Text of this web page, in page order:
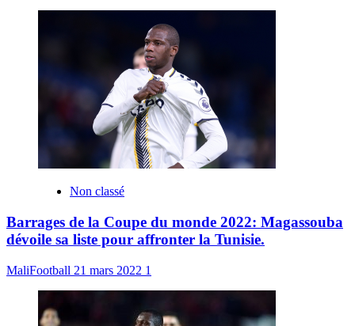
Non classé
Barrages de la Coupe du monde 2022: Magassouba
dévoile sa liste pour affronter la Tunisie.
MaliFootball 21 mars 2022 1